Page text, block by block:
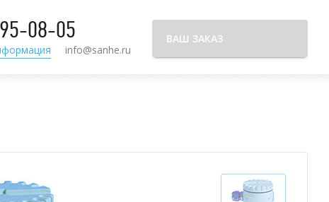
ВАШ ЗАКАЗ
08-05
info@sanhe.ru